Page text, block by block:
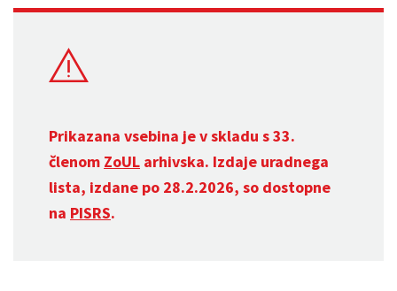
Prikazana vsebina je v skladu s 33.
členom ZoUL arhivska. Izdaje uradnega
lista, izdane po 28.2.2026, so dostopne
na PISRS.